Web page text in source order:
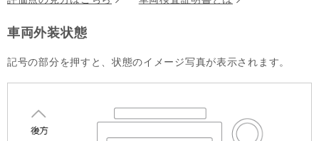
車両外装状態
記号の部分を押すと、状態のイメージ写真が表示されます。